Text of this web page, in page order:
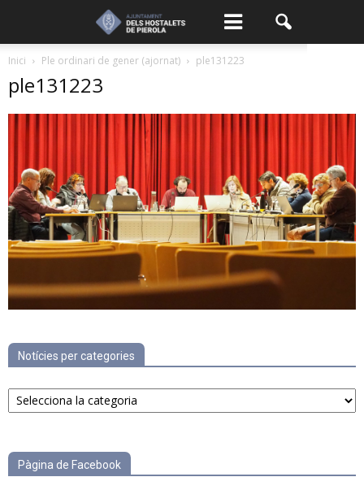
Inici Ple ordinari de gener (ajornat) ple131223
ple131223
Notícies per categories
Notícies
per
Pàgina de Facebook